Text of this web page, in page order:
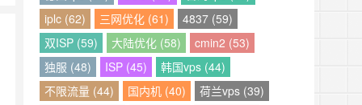
iplc (62)
三网优化 (61)
4837 (59)
双ISP (59)
大陆优化 (58)
cmin2 (53)
独服 (48)
ISP (45)
韩国vps (44)
不限流量 (44)
国内机 (40)
荷兰vps (39)